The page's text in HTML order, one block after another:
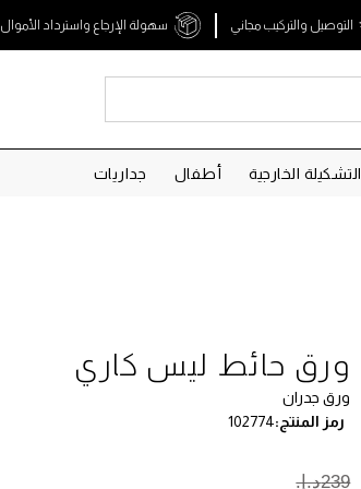
التوصيل والتركيب مجاني سهولة الإرجاع واسترداد الأموال
التشكيلة الخارجية أطفال جداريات
ورق حائط ليس كاري
ورق جدران
رمز المنتج 102774
239د.إ.‏